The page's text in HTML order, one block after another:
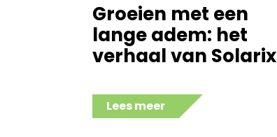
Groeien met een
lange adem: het
verhaal van Solarix
Lees meer